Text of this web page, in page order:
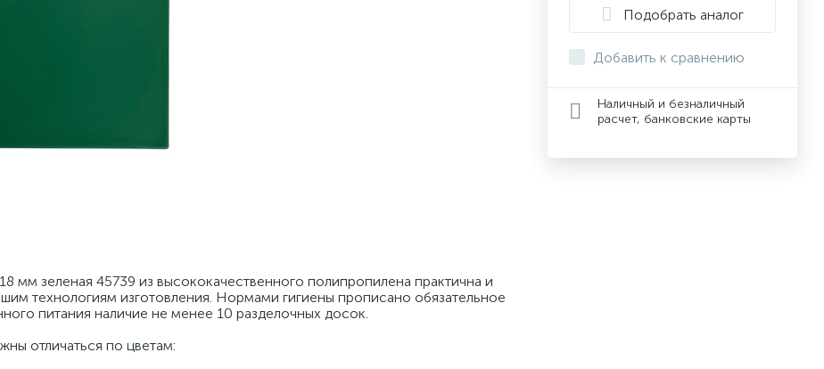
мм зеленая 45739 из высококачественного полипропилена практична и
технологиям изготовления. Нормами гигиены прописано обязательное
питания наличие не менее 10 разделочных досок.
отличаться по цветам:
Подобрать аналог
Добавить к сравнению
Наличный и безналичный
расчет, банковские карты